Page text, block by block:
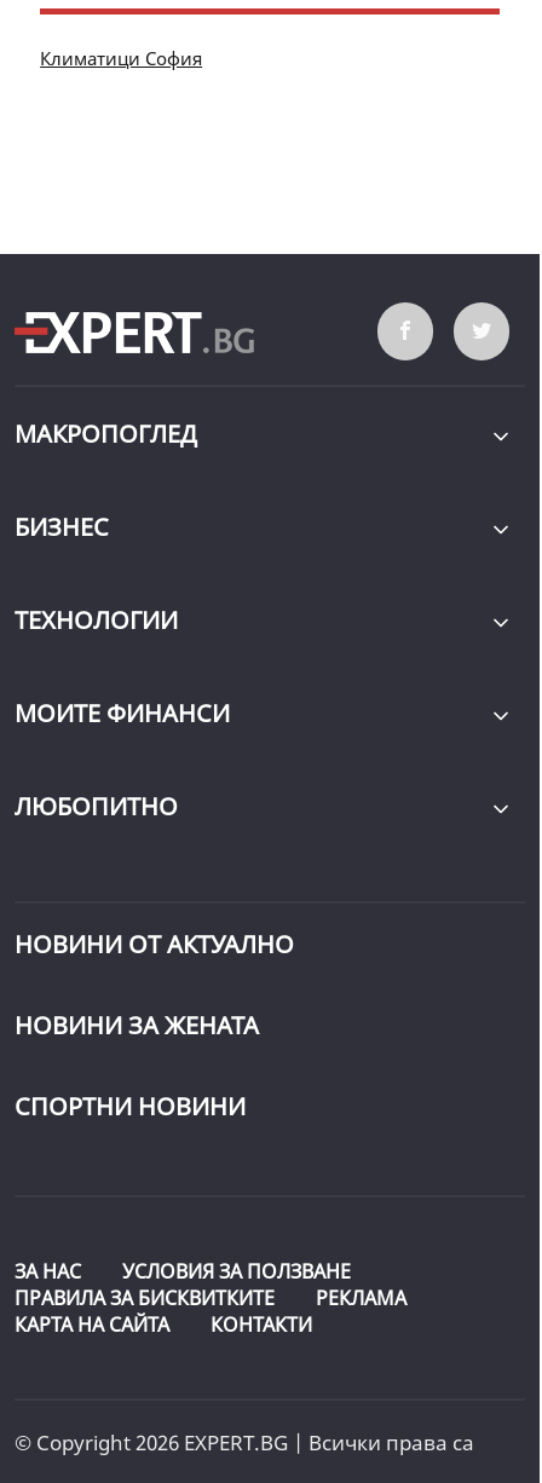
Климатици София
МАКРОПОГЛЕД
БИЗНЕС
ТЕХНОЛОГИИ
МОИТЕ ФИНАНСИ
ЛЮБОПИТНО
НОВИНИ ОТ АКТУАЛНО
НОВИНИ ЗА ЖЕНАТА
СПОРТНИ НОВИНИ
ЗА НАС
УСЛОВИЯ ЗА ПОЛЗВАНЕ
ПРАВИЛА ЗА БИСКВИТКИТЕ
РЕКЛАМА
КАРТА НА САЙТА
КОНТАКТИ
© Copyright 2026 EXPERT.BG | Всички права са